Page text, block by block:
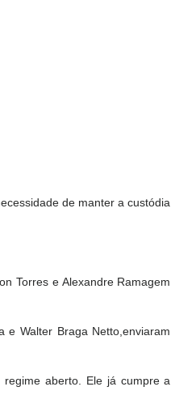
de manter a custódia
Torres e Alexandre Ramagem
e Walter Braga Netto,enviaram
aberto. Ele já cumpre a